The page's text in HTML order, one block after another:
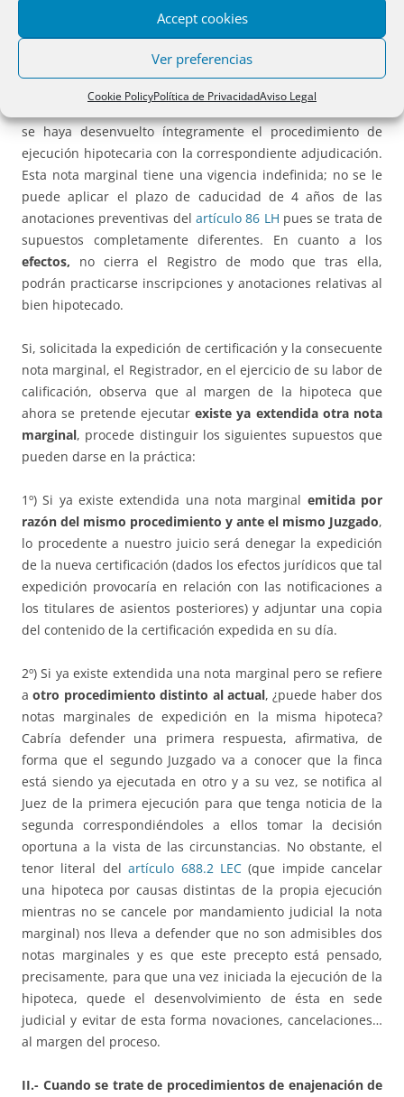
Accept cookies
Ver preferencias
Cookie PolicyPolítica de PrivacidadAviso Legal
dicha nota sin necesidad de que conste que los titulares
de estos asientos han sido notificados dada la función
notificadora que cumple la nota. Iniciada la ejecución
hipotecaria, el hecho de que hayan transcurrido varios
se haya desenvuelto íntegramente el procedimiento de
ejecución hipotecaria con la correspondiente adjudicación.
Esta nota marginal tiene una vigencia indefinida; no se le
puede aplicar el plazo de caducidad de 4 años de las
anotaciones preventivas del artículo 86 LH pues se trata de
supuestos completamente diferentes. En cuanto a los
efectos, no cierra el Registro de modo que tras ella,
podrán practicarse inscripciones y anotaciones relativas al
bien hipotecado.
Si, solicitada la expedición de certificación y la consecuente
nota marginal, el Registrador, en el ejercicio de su labor de
calificación, observa que al margen de la hipoteca que
ahora se pretende ejecutar existe ya extendida otra nota
marginal, procede distinguir los siguientes supuestos que
pueden darse en la práctica:
1º) Si ya existe extendida una nota marginal emitida por
razón del mismo procedimiento y ante el mismo Juzgado,
lo procedente a nuestro juicio será denegar la expedición
de la nueva certificación (dados los efectos jurídicos que tal
expedición provocaría en relación con las notificaciones a
los titulares de asientos posteriores) y adjuntar una copia
del contenido de la certificación expedida en su día.
2º) Si ya existe extendida una nota marginal pero se refiere
aotro procedimiento distinto al actual, ¿puede haber dos
notas marginales de expedición en la misma hipoteca?
Cabría defender una primera respuesta, afirmativa, de
forma que el segundo Juzgado va a conocer que la finca
está siendo ya ejecutada en otro y a su vez, se notifica al
Juez de la primera ejecución para que tenga noticia de la
segunda correspondiéndoles a ellos tomar la decisión
oportuna a la vista de las circunstancias. No obstante, el
tenor literal delartículo 688.2 LEC(que impide cancelar
una hipoteca por causas distintas de la propia ejecución
mientras no se cancele por mandamiento judicial la nota
marginal) nos lleva a defender que no son admisibles dos
notas marginales y es que este precepto está pensado,
precisamente, para que una vez iniciada la ejecución de la
hipoteca, quede el desenvolvimiento de ésta en sede
judicial y evitar de esta forma novaciones, cancelaciones…
al margen del proceso.
II.- Cuando se trate de procedimientos de enajenación de